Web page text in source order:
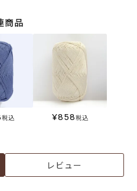
商品
税込 ¥858税込
レビュー